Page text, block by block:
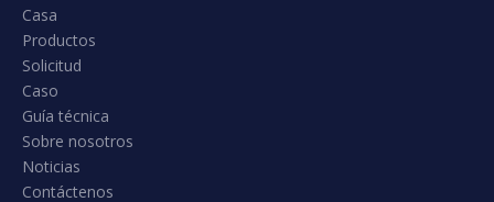
CLASIFICACIÓN DEL PRODUCTO
Casa
Productos
Solicitud
Caso
Guía técnica
Sobre nosotros
Noticias
Contáctenos